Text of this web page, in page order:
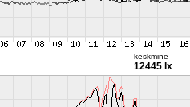
keskmine
12445 lx